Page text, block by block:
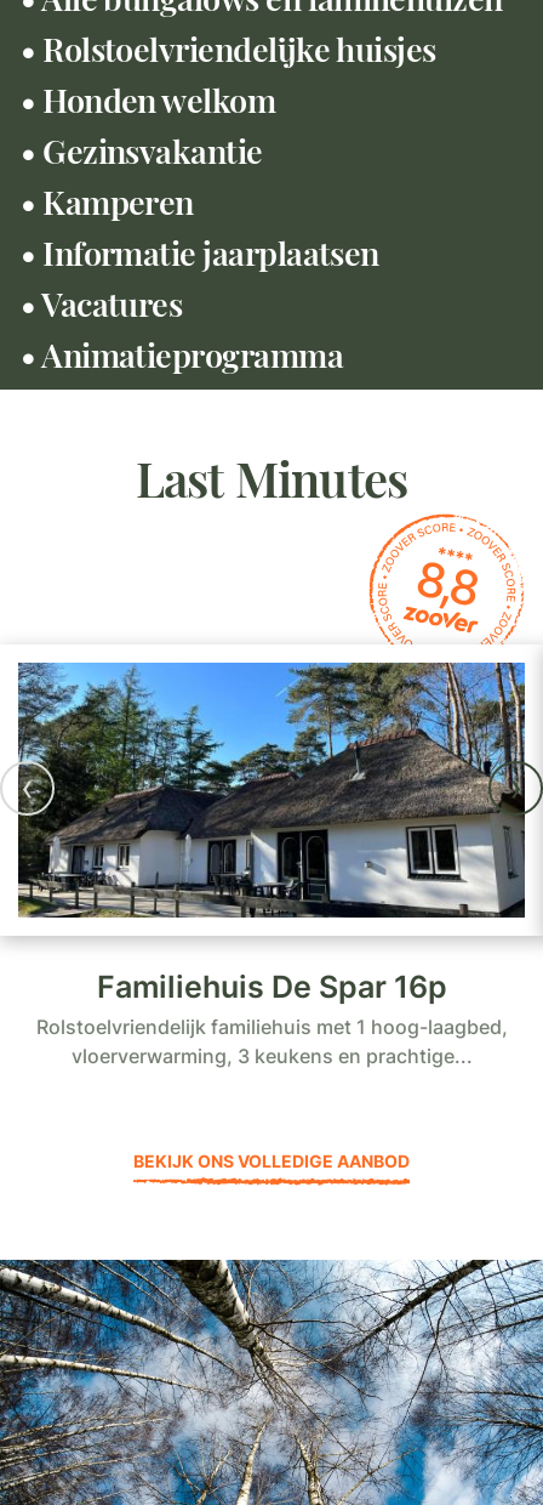
• Rolstoelvriendelijke huisjes
• Honden welkom
• Gezinsvakantie
• Kamperen
• Informatie jaarplaatsen
• Vacatures
• Animatieprogramma
Last Minutes
Familiehuis De Spar 16p
Rolstoelvriendelijk familiehuis met 1 hoog-laagbed,
vloerverwarming, 3 keukens en prachtige...
‹ ›
BEKIJK ONS VOLLEDIGE AANBOD